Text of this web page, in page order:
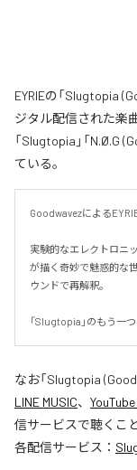
EYRIEの「Slugtopia
ジタル配信された楽
「Slugtopia」「N.Ø.G
ている。
Goodwavezによる
実験的なエレクトロニ
が描く奇妙で魅惑的な
ウンドで再解釈。
「Slugtopia」のもう一
なお「Slugtopia
LINE MUSIC、
信サービスで聴くこ
各配信サービス：